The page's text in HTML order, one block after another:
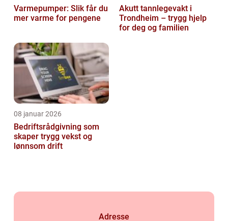
Varmepumper: Slik får du
mer varme for pengene
Akutt tannlegevakt i
Trondheim – trygg hjelp
for deg og familien
08 januar 2026
Bedriftsrådgivning som
skaper trygg vekst og
lønnsom drift
Adresse